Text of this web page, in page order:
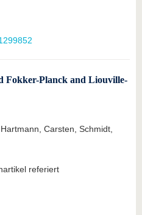
Fokker-Planck and Liouville-
Carsten, Schmidt,
referiert